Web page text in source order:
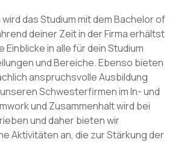
das Studium mit dem Bachelor of
deiner Zeit in der Firma erhältst
Einblicke in alle für dein Studium
und Bereiche. Ebenso bieten
anspruchsvolle Ausbildung
Schwesterfirmen im In- und
und Zusammenhalt wird bei
und daher bieten wir
Aktivitäten an, die zur Stärkung der